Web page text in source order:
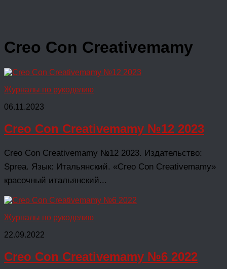
Creo Con Creativemamy
Журналы по рукоделию
06.11.2023
Creo Con Creativemamy №12 2023
Creo Con Creativemamy №12 2023. Издательство:
Sprea. Язык: Итальянский. «Creo Con Creativemamy»
красочный итальянский...
Журналы по рукоделию
22.09.2022
Creo Con Creativemamy №6 2022